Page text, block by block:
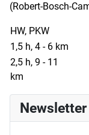
(Robert-Bosch-
HW, PKW
1,5 h, 4 - 6 km
2,5 h, 9 - 11
km